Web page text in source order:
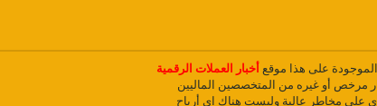
على هذا موقع أخبار العملات الرقمية
مرخص أو غيره من المتخصصين الماليين
على مخاطر عالية وليست هناك اي أرباح